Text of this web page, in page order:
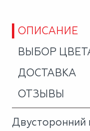
ОПИСАНИЕ
ВЫБОР
ДОСТАВКА
ОТЗЫВЫ